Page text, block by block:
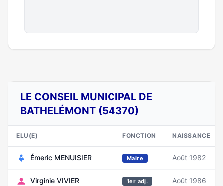
LE CONSEIL MUNICIPAL DE
BATHELÉMONT (54370)
ELU(E) FONCTION NAISSANCE
Émeric MENUISIER Maire Août 1982
Virginie VIVIER 1er adj. Août 1986